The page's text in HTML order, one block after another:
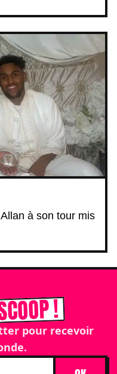
à son tour mis
!
pour recevoir